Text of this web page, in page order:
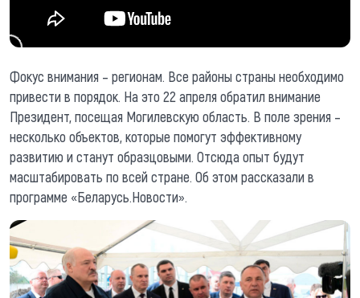
Фокус внимания – регионам. Все районы страны необходимо
привести в порядок. На это 22 апреля обратил внимание
Президент, посещая Могилевскую область. В поле зрения –
несколько объектов, которые помогут эффективному
развитию и станут образцовыми. Отсюда опыт будут
масштабировать по всей стране. Об этом рассказали в
программе «Беларусь.Новости».